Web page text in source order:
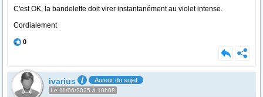
C'est OK, la bandelette doit virer instantanément au violet intense.
Cordialement
0
ivarius Auteur du sujet
Le 11/06/2025 à 10h08